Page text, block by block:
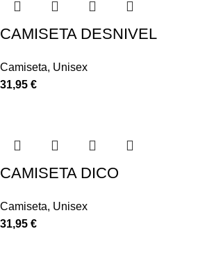
CAMISETA DESNIVEL
Camiseta, Unisex
31,95 €
CAMISETA DICO
Camiseta, Unisex
31,95 €